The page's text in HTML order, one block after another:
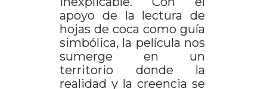
apoyo de la lectura de
hojas de coca como guía
simbólica, la película nos
sumerge en un
territorio donde la
realidad y la creencia se